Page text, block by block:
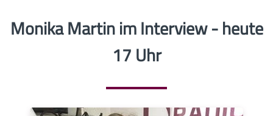
Monika Martin im Interview - heute
17 Uhr